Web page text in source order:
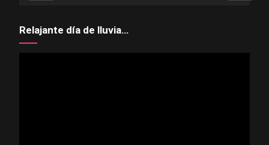
Relajante día de lluvia…